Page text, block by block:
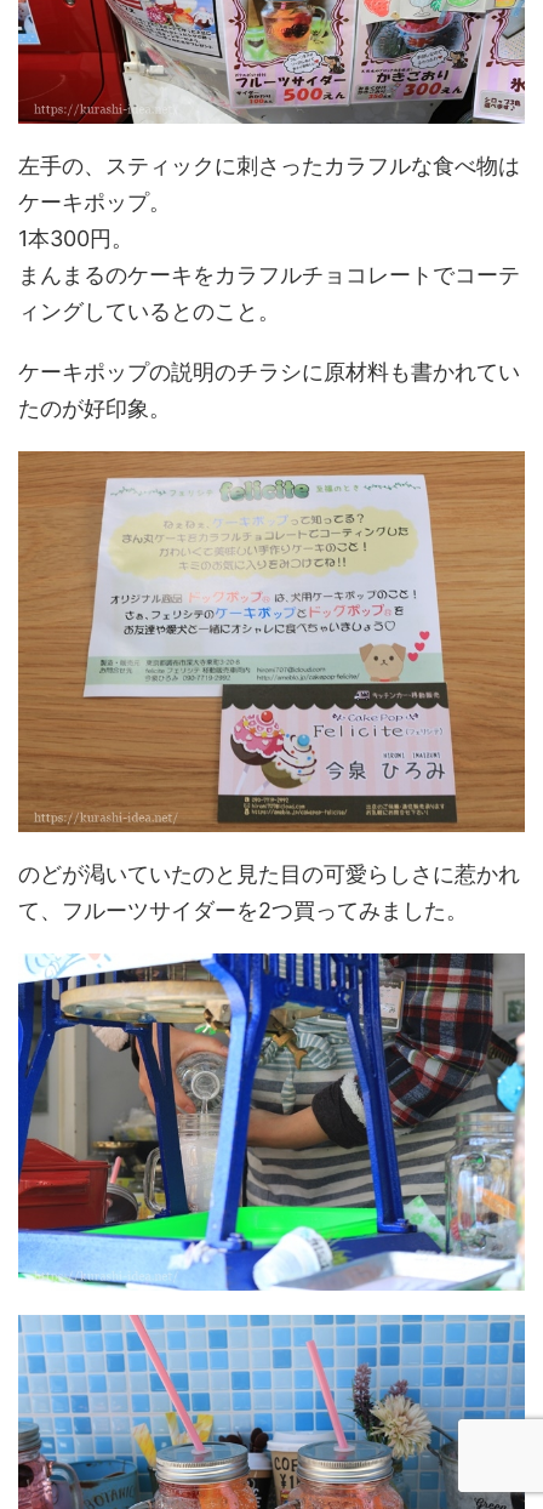
左手の、スティックに刺さったカラフルな食べ物は
ケーキポップ。
1本300円。
まんまるのケーキをカラフルチョコレートでコーテ
ィングしているとのこと。
ケーキポップの説明のチラシに原材料も書かれてい
たのが好印象。
のどが渇いていたのと見た目の可愛らしさに惹かれ
て、フルーツサイダーを2つ買ってみました。